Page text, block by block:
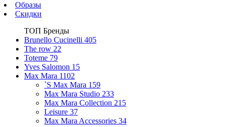
Образы
Скидки
ТОП Бренды
Brunello Cucinelli 405
The row 22
Toteme 79
Yves Salomon 15
Max Mara 1102
`S Max Mara 159
Max Mara Studio 233
Max Mara Collection 215
Leisure 37
Max Mara Accessories 34